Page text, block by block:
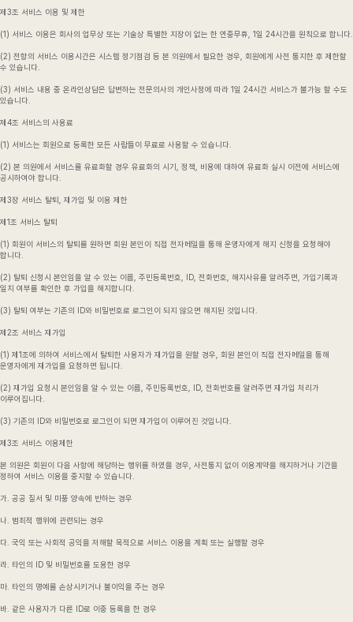
제3조 서비스 이용 및 제한
(1) 서비스 이용은 회사의 업무상 또는 기술상 특별한 지장이 없는 한 연중무휴, 1일 24시간을 원칙으로 합니다.
(2) 전항의 서비스 이용시간은 시스템 정기점검 등 본 의원에서 필요한 경우, 회원에게 사전 통지한 후 제한할
수 있습니다.
(3) 서비스 내용 중 온라인상담은 답변하는 전문의사의 개인사정에 따라 1일 24시간 서비스가 불가능 할 수도
있습니다.
제4조 서비스의 사용료
(1) 서비스는 회원으로 등록한 모든 사람들이 무료로 사용할 수 있습니다.
(2) 본 의원에서 서비스를 유료화할 경우 유료화의 시기, 정책, 비용에 대하여 유료화 실시 이전에 서비스에
공시하여야 합니다.
제3장 서비스 탈퇴, 재가입 및 이용 제한
제1조 서비스 탈퇴
(1) 회원이 서비스의 탈퇴를 원하면 회원 본인이 직접 전자메일을 통해 운영자에게 해지 신청을 요청해야
합니다.
(2) 탈퇴 신청시 본인임을 알 수 있는 이름, 주민등록번호, ID, 전화번호, 해지사유를 알려주면, 가입기록과
일치 여부를 확인한 후 가입을 해지합니다.
(3) 탈퇴 여부는 기존의 ID와 비밀번호로 로그인이 되지 않으면 해지된 것입니다.
제2조 서비스 재가입
(1) 제1조에 의하여 서비스에서 탈퇴한 사용자가 재가입을 원할 경우, 회원 본인이 직접 전자메일을 통해
운영자에게 재가입을 요청하면 됩니다.
(2) 재가입 요청시 본인임을 알 수 있는 이름, 주민등록번호, ID, 전화번호를 알려주면 재가입 처리가
이루어집니다.
(3) 기존의 ID와 비밀번호로 로그인이 되면 재가입이 이루어진 것입니다.
제3조 서비스 이용제한
본 의원은 회원이 다음 사항에 해당하는 행위를 하였을 경우, 사전통지 없이 이용계약을 해지하거나 기간을
정하여 서비스 이용을 중지할 수 있습니다.
가. 공공 질서 및 미풍 양속에 반하는 경우
나. 범죄적 행위에 관련되는 경우
다. 국익 또는 사회적 공익을 저해할 목적으로 서비스 이용을 계획 또는 실행할 경우
라. 타인의 ID 및 비밀번호를 도용한 경우
마. 타인의 명예를 손상시키거나 불이익을 주는 경우
바. 같은 사용자가 다른 ID로 이중 등록을 한 경우